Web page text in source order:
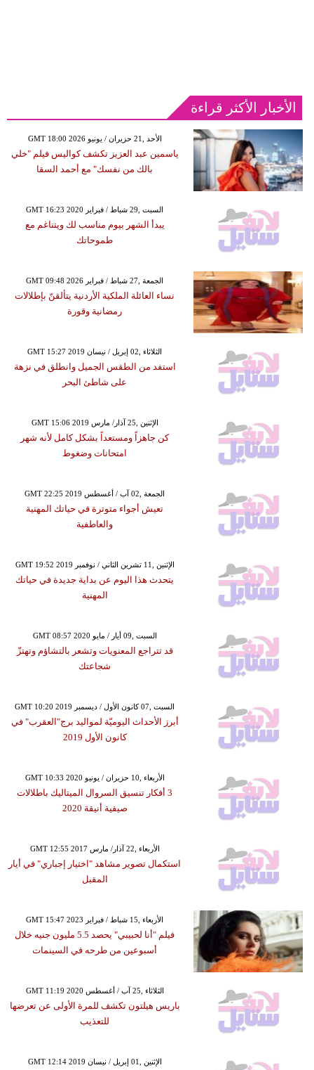
الأخبار الأكثر قراءة
GMT 18:00 2026 الأحد ,21 حزيران / يونيو
ياسمين عبد العزيز تكشف كواليس فيلم "خلي
بالك من نفسك" مع أحمد السقا
GMT 16:23 2020 السبت ,29 شباط / فبراير
يبدأ الشهر بيوم مناسب لك ويتناغم مع
طموحاتك
GMT 09:48 2026 الجمعة ,27 شباط / فبراير
نساء العائلة الملكية الأردنية يتألقنّ بإطلالات
رمضانية وقورة
GMT 15:27 2019 الثلاثاء ,02 إبريل / نيسان
استفد من الطقس الجميل وانطلق في نزهة
على شاطئ البحر
GMT 15:06 2019 الإثنين ,25 آذار/ مارس
كن جاهزاً ومستعداً بشكل كامل لأنه شهر
امتحانات وضغوط
GMT 22:25 2019 الجمعة ,02 آب / أغسطس
تعيش أجواء متوترة في حياتك المهنية
والعاطفية
GMT 19:52 2019 الإثنين ,11 تشرين الثاني / نوفمبر
يتحدث هذا اليوم عن بداية جديدة في حياتك
المهنية
GMT 08:57 2020 السبت ,09 أيار / مايو
قد تتراجع المعنويات وتشعر بالتشاؤم وتهتزّ
شجاعتك
GMT 10:20 2019 السبت ,07 كانون الأول / ديسمبر
أبرز الأحداث اليوميّة لمواليد برج"العقرب" في
كانون الأول 2019
GMT 10:33 2020 الأربعاء ,10 حزيران / يونيو
3 أفكار تنسيق السروال الميتاليك باطلالات
صيفية أنيقة 2020
GMT 12:55 2017 الأربعاء ,22 آذار/ مارس
استكمال تصوير مشاهد "اختيار إجباري" في أيار
المقبل
GMT 15:47 2023 الأربعاء ,15 شباط / فبراير
فيلم "أنا لحبيبي" يحصد 5.5 مليون جنيه خلال
أسبوعين من طرحه في السينمات
GMT 11:19 2020 الثلاثاء ,25 آب / أغسطس
باريس هيلتون تكشف للمرة الأولى عن تعرضها
للتعذيب
GMT 12:14 2019 الإثنين ,01 إبريل / نيسان